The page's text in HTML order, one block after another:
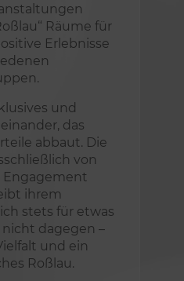
Räume für
Erlebnisse
und
das
abbaut. Die
von
ihrem
stets für etwas
dagegen –
und ein
Roßlau.